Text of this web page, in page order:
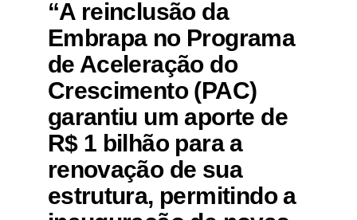
“A reinclusão da
Embrapa no Programa
de Aceleração do
Crescimento (PAC)
garantiu um aporte de
R$ 1 bilhão para a
renovação de sua
estrutura, permitindo a